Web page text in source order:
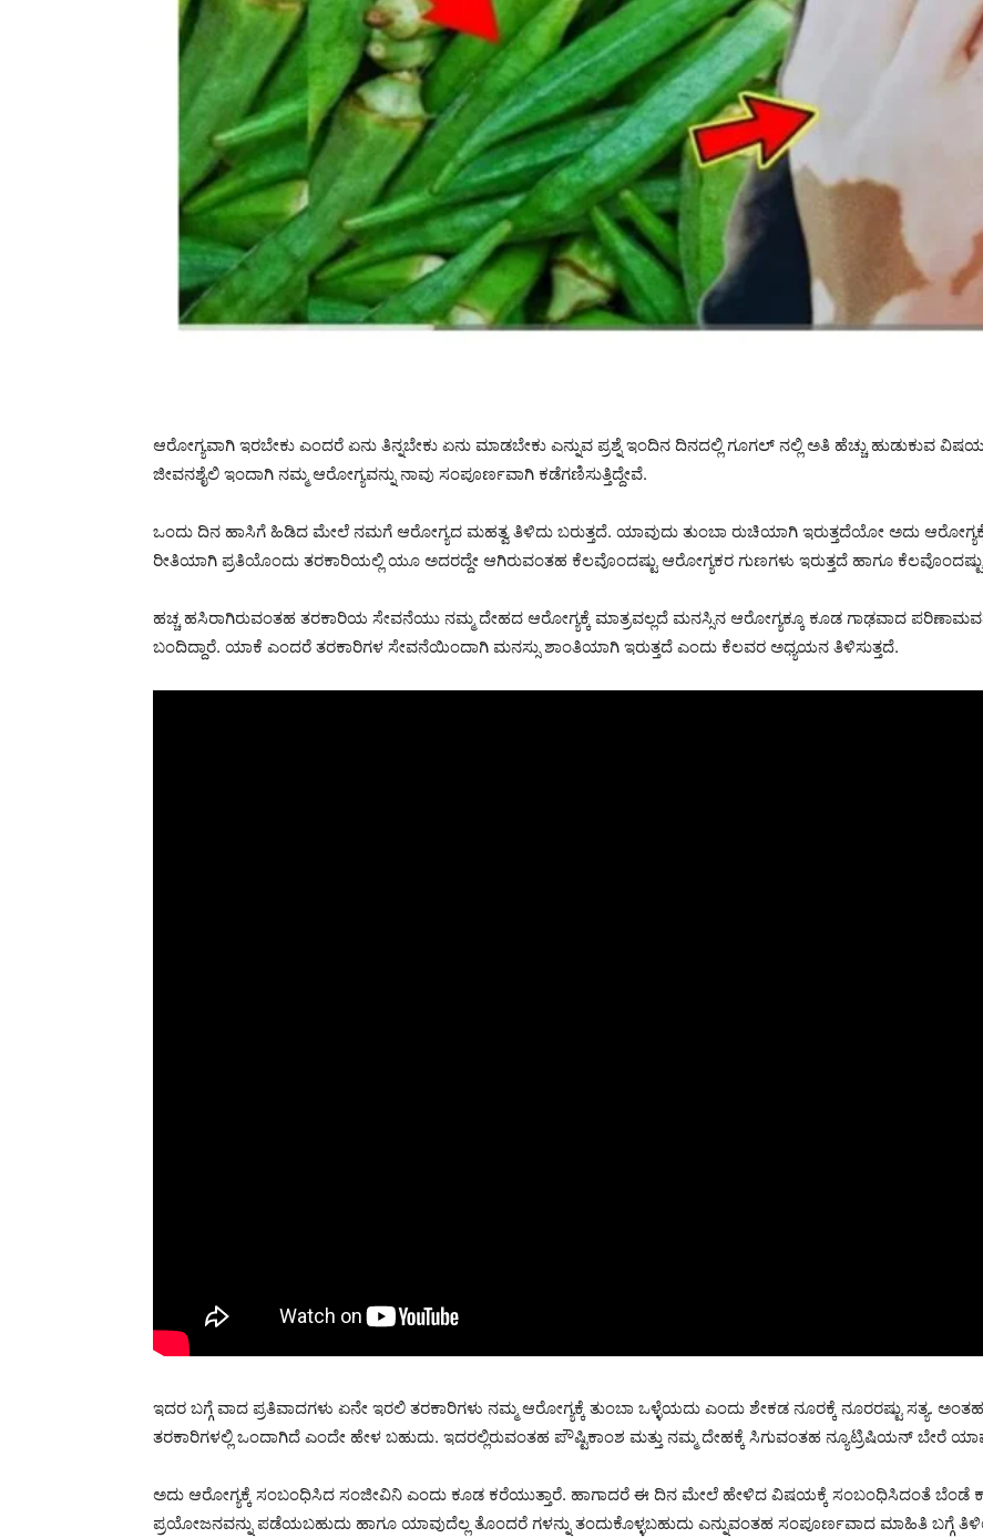
ಆರೋಗ್ಯವಾಗಿ ಇರಬೇಕು ಎಂದರೆ ಏನು ತಿನ್ನಬೇಕು ಏನು ಮಾಡಬೇಕು ಎನ್ನುವ ಪ್ರಶ್ನೆ ಇಂದಿನ ದಿನದಲ್ಲಿ ಗೂಗಲ್ ನಲ್ಲಿ ಅತಿ ಹೆಚ್ಚು ಹುಡುಕುವ
ಜೀವನಶೈಲಿ ಇಂದಾಗಿ ನಮ್ಮ ಆರೋಗ್ಯವನ್ನು ನಾವು ಸಂಪೂರ್ಣವಾಗಿ ಕಡೆಗಣಿಸುತ್ತಿದ್ದೇವೆ.
ಒಂದು ದಿನ ಹಾಸಿಗೆ ಹಿಡಿದ ಮೇಲೆ ನಮಗೆ ಆರೋಗ್ಯದ ಮಹತ್ವ ತಿಳಿದು ಬರುತ್ತದೆ. ಯಾವುದು ತುಂಬಾ ರುಚಿಯಾಗಿ ಇರುತ್ತದೆಯೋ ಅದು
ರೀತಿಯಾಗಿ ಪ್ರತಿಯೊಂದು ತರಕಾರಿಯಲ್ಲಿ ಯೂ ಅದರದ್ದೇ ಆಗಿರುವಂತಹ ಕೆಲವೊಂದಷ್ಟು ಆರೋಗ್ಯಕರ ಗುಣಗಳು ಇರುತ್ತದೆ ಹಾಗೂ
ಹಚ್ಚ ಹಸಿರಾಗಿರುವಂತಹ ತರಕಾರಿಯ ಸೇವನೆಯು ನಮ್ಮ ದೇಹದ ಆರೋಗ್ಯಕ್ಕೆ ಮಾತ್ರವಲ್ಲದೆ ಮನಸ್ಸಿನ ಆರೋಗ್ಯಕ್ಕೂ ಕೂಡ ಗಾಢವಾದ
ಬಂದಿದ್ದಾರೆ. ಯಾಕೆ ಎಂದರೆ ತರಕಾರಿಗಳ ಸೇವನೆಯಿಂದಾಗಿ ಮನಸ್ಸು ಶಾಂತಿಯಾಗಿ ಇರುತ್ತದೆ ಎಂದು ಕೆಲವರ ಅಧ್ಯಯನ ತಿಳಿಸುತ್ತದೆ.
ಇದರ ಬಗ್ಗೆ ವಾದ ಪ್ರತಿವಾದಗಳು ಏನೇ ಇರಲಿ ತರಕಾರಿಗಳು ನಮ್ಮ ಆರೋಗ್ಯಕ್ಕೆ ತುಂಬಾ ಒಳ್ಳೆಯದು ಎಂದು ಶೇಕಡ ನೂರಕ್ಕೆ ನೂರರಷ್ಟು ಸತ್ಯ.
ತರಕಾರಿಗಳಲ್ಲಿ ಒಂದಾಗಿದೆ ಎಂದೇ ಹೇಳ ಬಹುದು. ಇದರಲ್ಲಿರುವಂತಹ ಪೌಷ್ಟಿಕಾಂಶ ಮತ್ತು ನಮ್ಮ ದೇಹಕ್ಕೆ ಸಿಗುವಂತಹ ನ್ಯೂಟ್ರಿಷಿಯನ್ ಬೇರೆ
ಅದು ಆರೋಗ್ಯಕ್ಕೆ ಸಂಬಂಧಿಸಿದ ಸಂಜೀವಿನಿ ಎಂದು ಕೂಡ ಕರೆಯುತ್ತಾರೆ. ಹಾಗಾದರೆ ಈ ದಿನ ಮೇಲೆ ಹೇಳಿದ ವಿಷಯಕ್ಕೆ ಸಂಬಂಧಿಸಿದಂತೆ
ಪ್ರಯೋಜನವನ್ನು ಪಡೆಯಬಹುದು ಹಾಗೂ ಯಾವುದೆಲ್ಲ ತೊಂದರೆ ಗಳನ್ನು ತಂದುಕೊಳ್ಳಬಹುದು ಎನ್ನುವಂತಹ ಸಂಪೂರ್ಣವಾದ ಮಾಹಿತಿ ಬಗ್ಗೆ